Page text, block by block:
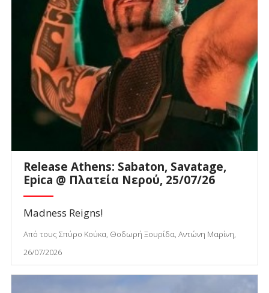
Release Athens: Sabaton, Savatage,
Epica @ Πλατεία Νερού, 25/07/26
Madness Reigns!
Από τους Σπύρο Κούκα, Θοδωρή Ξουρίδα, Αντώνη Μαρίνη,
26/07/2026